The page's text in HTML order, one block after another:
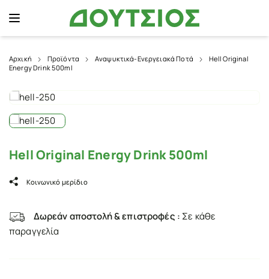
Αρχική Προϊόντα Αναψυκτικά-Ενεργειακά Ποτά
Hell Original
Energy Drink 500ml
Hell Original Energy Drink 500ml
Κοινωνικό μερίδιο
Δωρεάν αποστολή & επιστροφές : Σε κάθε
παραγγελία